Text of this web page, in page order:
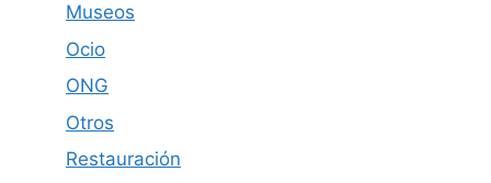
Museos
Ocio
ONG
Otros
Restauración